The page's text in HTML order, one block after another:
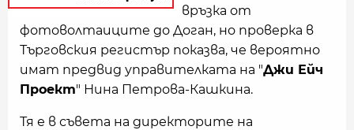
връзка от
фотоволтаиците до Доган, но проверка в
Търговския регистър показва, че вероятно
имат предвид управителката на "Джи Ейч
Проект" Нина Петрова-Кашкина.
Тя е в съвета на директорите на